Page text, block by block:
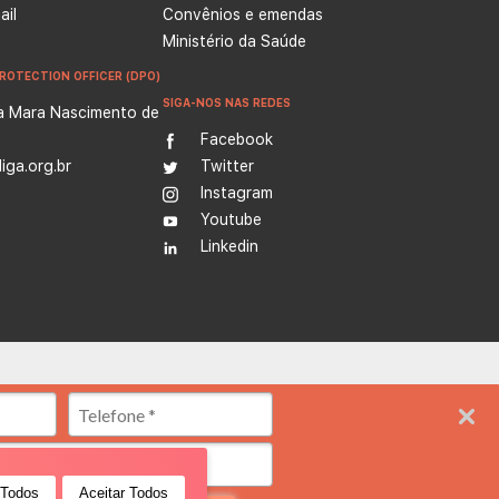
OFFICER (DPO)
Mara Nascimento de
Convênios e emendas
Ministério da Saúde
SIGA-NOS NAS REDES
Facebook
Twitter
Instagram
Youtube
Linkedin
do Norte), oferecendo assistência médica, diagnóstico e
Aceitar Todos